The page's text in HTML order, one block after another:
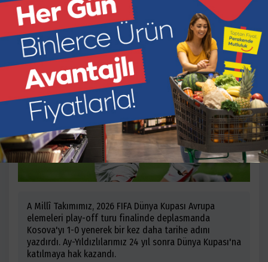
Hasret sona erdi
Ana Sayfa Spor
A Millî Takımımız, 2026 FIFA Dünya Kupası Avrupa
elemeleri play-off turu finalinde deplasmanda
Kosova'yı 1-0 yenerek bir kez daha tarihe adını
yazdırdı. Ay-Yıldızlılarımız 24 yıl sonra Dünya Kupası'na
katılmaya hak kazandı.